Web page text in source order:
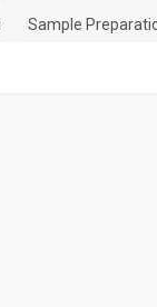
Sample